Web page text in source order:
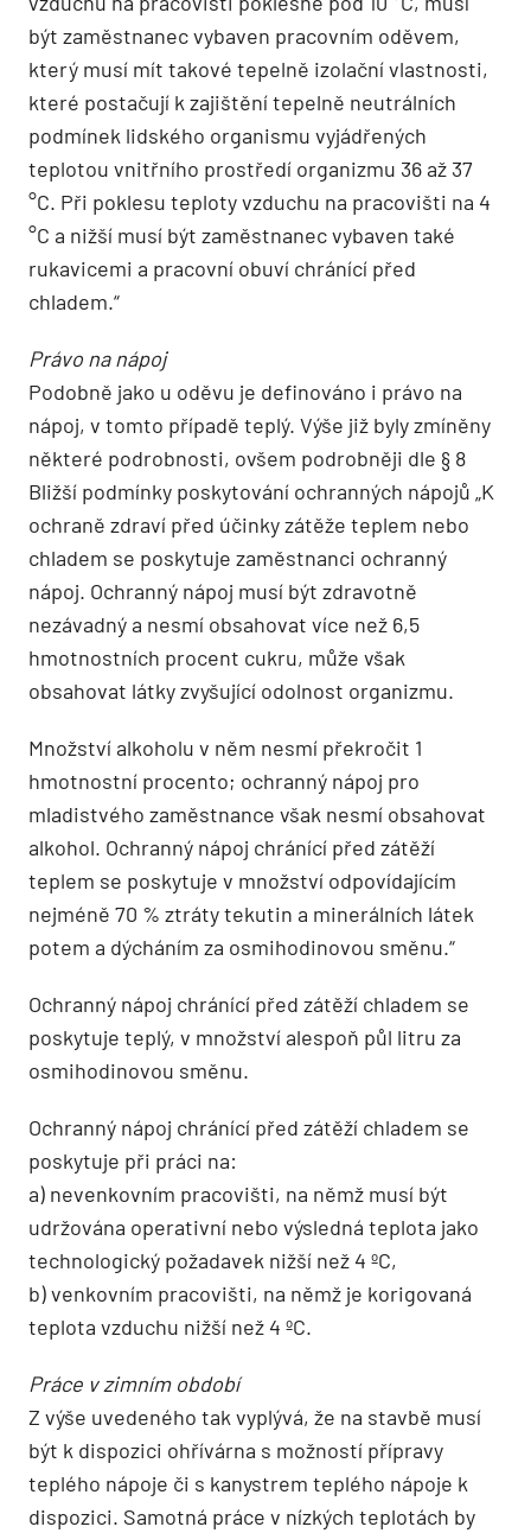
být zaměstnanec vybaven pracovním oděvem,
který musí mít takové tepelně izolační vlastnosti,
které postačují k zajištění tepelně neutrálních
podmínek lidského organismu vyjádřených
teplotou vnitřního prostředí organizmu 36 až 37
°C. Při poklesu teploty vzduchu na pracovišti na 4
°C a nižší musí být zaměstnanec vybaven také
rukavicemi a pracovní obuví chránící před
chladem.“
Právo na nápoj
Podobně jako u oděvu je definováno i právo na
nápoj, v tomto případě teplý. Výše již byly zmíněny
některé podrobnosti, ovšem podrobněji dle § 8
Bližší podmínky poskytování ochranných nápojů „K
ochraně zdraví před účinky zátěže teplem nebo
chladem se poskytuje zaměstnanci ochranný
nápoj. Ochranný nápoj musí být zdravotně
nezávadný a nesmí obsahovat více než 6,5
hmotnostních procent cukru, může však
obsahovat látky zvyšující odolnost organizmu.
Množství alkoholu v něm nesmí překročit 1
hmotnostní procento; ochranný nápoj pro
mladistvého zaměstnance však nesmí obsahovat
alkohol. Ochranný nápoj chránící před zátěží
teplem se poskytuje v množství odpovídajícím
nejméně 70 % ztráty tekutin a minerálních látek
potem a dýcháním za osmihodinovou směnu.“
Ochranný nápoj chránící před zátěží chladem se
poskytuje teplý, v množství alespoň půl litru za
osmihodinovou směnu.
Ochranný nápoj chránící před zátěží chladem se
poskytuje při práci na:
a) nevenkovním pracovišti, na němž musí být
udržována operativní nebo výsledná teplota jako
technologický požadavek nižší než 4 ºC,
b) venkovním pracovišti, na němž je korigovaná
teplota vzduchu nižší než 4 ºC.
Práce v zimním období
Z výše uvedeného tak vyplývá, že na stavbě musí
být k dispozici ohřívárna s možností přípravy
teplého nápoje či s kanystrem teplého nápoje k
dispozici. Samotná práce v nízkých teplotách by